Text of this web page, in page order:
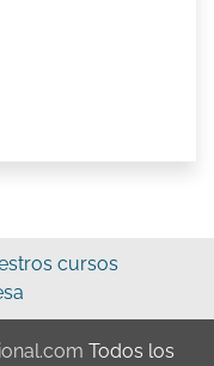
cursos
Todos los